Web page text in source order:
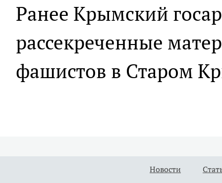
Ранее Крымский
рассекреченные
фашистов в Старом
Новости